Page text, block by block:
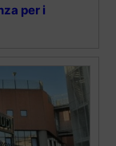
per i